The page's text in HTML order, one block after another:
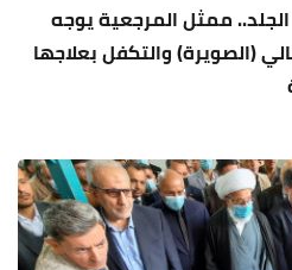
ممثل المرجعية يوجه
(الصويرة) والتكفل بعلاجها